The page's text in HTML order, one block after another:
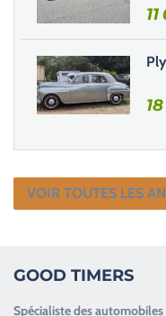
VOIR TOUTES LES
GOOD TIMERS
Spécialiste desautomobiles